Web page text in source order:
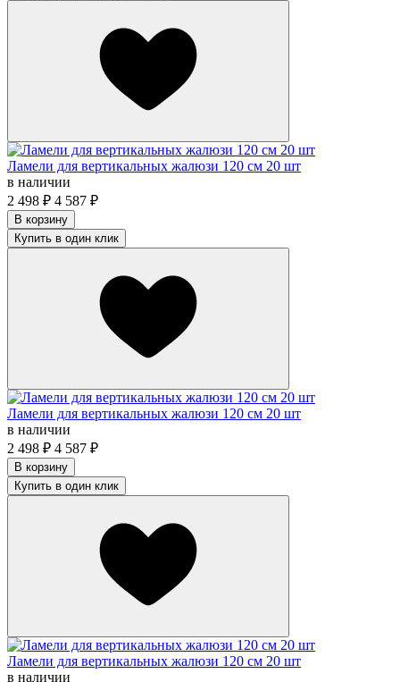
Ламели для вертикальных жалюзи 120 см 20 шт
в наличии
2 498 ₽ 4 587 ₽
В корзину
Купить в один клик
Ламели для вертикальных жалюзи 120 см 20 шт
в наличии
2 498 ₽ 4 587 ₽
В корзину
Купить в один клик
Ламели для вертикальных жалюзи 120 см 20 шт
в наличии